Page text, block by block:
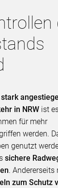
stark
in NRW ist
für mehr
werden.
genutzt
sichere
. Andererseits
zum Schutz